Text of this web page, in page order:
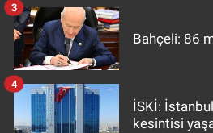
Bahçeli: 86
3
İSKİ:
kesintisi
4